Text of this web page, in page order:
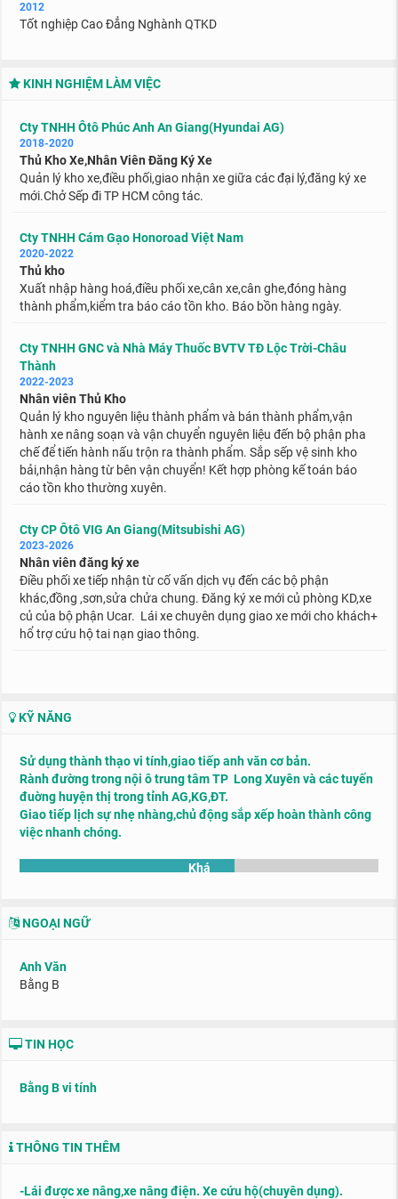
2012
Tốt nghiệp Cao Đẳng Nghành QTKD
KINH NGHIỆM LÀM VIỆC
Cty TNHH Ôtô Phúc Anh An Giang(Hyundai AG)
2018-2020
Thủ Kho Xe,Nhân Viên Đăng Ký Xe
Quản lý kho xe,điều phối,giao nhận xe giữa các đại lý,đăng ký xe
mới.Chở Sếp đi TP HCM công tác.
Cty TNHH Cám Gạo Honoroad Việt Nam
2020-2022
Thủ kho
Xuất nhập hàng hoá,điều phối xe,cân xe,cân ghe,đóng hàng
thành phẩm,kiểm tra báo cáo tồn kho. Báo bồn hàng ngày.
Cty TNHH GNC và Nhà Máy Thuốc BVTV TĐ Lộc Trời-Châu
Thành
2022-2023
Nhân viên Thủ Kho
Quản lý kho nguyên liệu thành phẩm và bán thành phẩm,vận
hành xe nâng soạn và vận chuyển nguyên liệu đến bộ phận pha
chế để tiến hành nấu trộn ra thành phẩm. Sắp sếp vệ sinh kho
bải,nhận hàng từ bên vận chuyển! Kết hợp phòng kế toán báo
cáo tồn kho thường xuyên.
Cty CP Ôtô VIG An Giang(Mitsubishi AG)
2023-2026
Nhân viên đăng ký xe
Điều phối xe tiếp nhận từ cố vấn dịch vụ đến các bộ phận
khác,đồng ,sơn,sửa chửa chung. Đăng ký xe mới củ phòng KD,xe
củ của bộ phận Ucar. Lái xe chuyên dụng giao xe mới cho khách+
hổ trợ cứu hộ tai nạn giao thông.
KỸ NĂNG
Sử dụng thành thạo vi tính,giao tiếp anh văn cơ bản.
Rành đường trong nội ô trung tâm TP Long Xuyên và các tuyến
đuờng huyện thị trong tỉnh AG,KG,ĐT.
Giao tiếp lịch sự nhẹ nhàng,chủ động sắp xếp hoàn thành công
việc nhanh chóng.
Khá
NGOẠI NGỮ
Anh Văn
Bằng B
TIN HỌC
Bằng B vi tính
THÔNG TIN THÊM
-Lái được xe nâng,xe nâng điện. Xe cứu hộ(chuyên dụng).